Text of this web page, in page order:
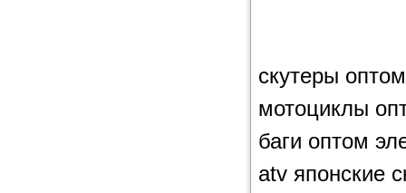
скутеры
мотоциклы
баги оптом
atv японские